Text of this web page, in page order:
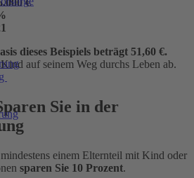
€
dieses Beispiels beträgt 51,60 €.
auf seinem Weg durchs Leben ab.
Sie in der
einem Elternteil mit Kind oder
sparen Sie 10 Prozent.